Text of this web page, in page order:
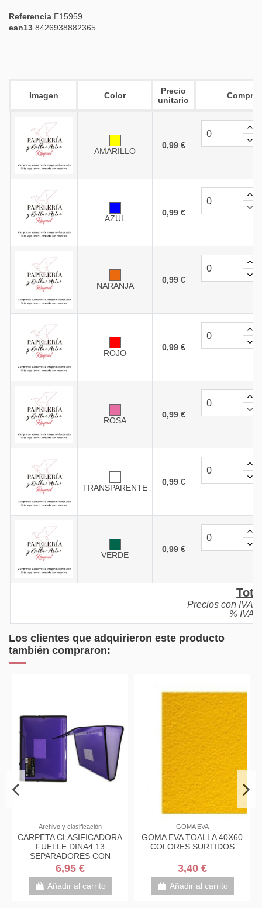
Referencia E15959
ean13 8426938882365
Imagen Color
Precio
unitario
Comprar
AMARILLO
0,99 €
AZUL
0,99 €
NARANJA
0,99 €
ROJO
0,99 €
ROSA
0,99 €
TRANSPARENTE
0,99 €
VERDE
0,99 €
Precios con IVA
% IVA:
Los clientes que adquirieron este producto
también compraron:
CON
al carrito
GOMA EVA TOALLA 40X60
COLORES SURTIDOS
Añadir al carrito
PAQUETE 10
BOLSAS ENVÍO
Añadir al